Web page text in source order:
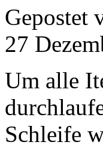
Gepostet
27
Um alle
Schleife